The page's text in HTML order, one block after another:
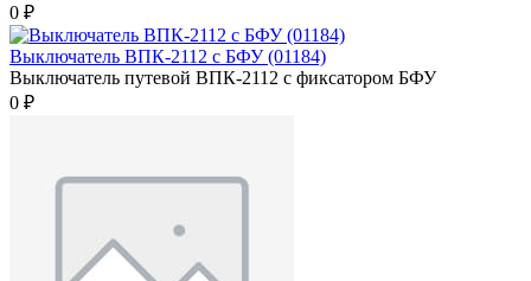
0 ₽
Выключатель ВПК-2112 с БФУ (01184)
Выключатель путевой ВПК-2112 с фиксатором БФУ
0 ₽